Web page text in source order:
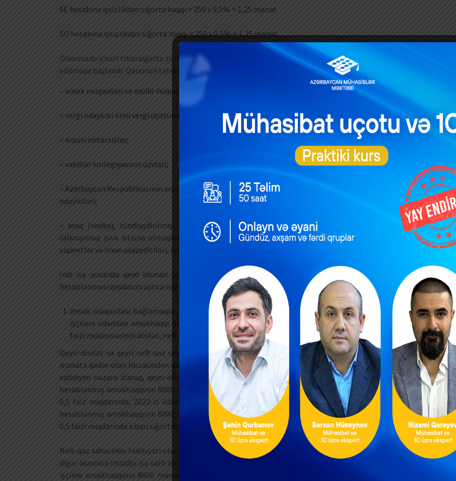
SE hesabına işsizlikdən sığorta haqqı = 250 x 0,5% = 1,25 manat
SO hesabına işsizlikdən sığorta haqqı = 250 x 0,5% = 1,25 manat.
Ölkəmizdə icbari tibbi sığorta sistemi isə 1 yanvar 2021-ci il tarixdən “Tibbi sığorta haqqında” Qanuna əsasən
edilməyə başlanıb. Qanunun tələbinə görə, icbari tibbi sığorta haqqının ödənilməsinə bu şəxslər cəlb edilir:
– əmək müqaviləsi və mülki-hüquqi xarakterli müqavilə bağlamaqla işçi işə cəlb edən fiziki və hüquqi şəxslər;
– vergi ödəyicisi kimi vergi uçotuna alınmış fiziki şəxslər, o cümlədən fərdi sahibkarlar (əgər fəaliyyəti varsa);
– xüsusi notariuslar;
– vəkillər kollegiyasının üzvləri;
– Azərbaycan Respublikasının ərazisində benzin, dizel yanacağı və maye qazın istehsalı və idxalı ilə məşğul olan
ödəyiciləri;
– araq (vodka), tündləşdirilmiş içkilər və tündləşdirilmiş içki materialları, likyor və likyor məmulatları,
(alkoqolsuz pivə istisna olmaqla) və pivə tərkibli digər içkilər, siqarilla (nazik siqarlar) və tütündən
siqaretlər və onun əvəzediciləri, energetik içkilər istehsalı və idxalı ilə məşğul olan vergi ödəyiciləri.
İndi isə yuxarıda qeyd olunan şəxslər üzrə icbari tibbi sığorta sisteminin tətbiqini və tibbi sığorta
hesablanması qaydasını ayrıca nəzərdən keçirək.
Əmək müqaviləsi bağlamaqla muzdlu işçilər cəlb edən şəxslər (fərdi sahibkarlar və hüquqi şəxslər)
işçilərə ödənilən əməkhaqqı məbləği icbari tibbi sığortaya cəlb edilməlidir. İcbari tibbi sığorta haqqının
faizi müəssisəsinin dövlət, neft-qaz və qeyri-dövlət, qeyri-neft qaz sektoruna aid olmasına görə fərqli hesablanır.
Qeyri-dövlət və qeyri neft-qaz sektorunda çalışan işəgötürən və işçilərdən aylıq hesablanmış əməkhaqqının
manata qədər olan hissəsindən ödənilən sığorta haqqının məbləğinə 2022-ci il yanvarın 1-dək 50 faiz güzəşt
edildiyini nəzərə alaraq, qeyri-dövlət və qeyri-neft sektorunda çalışan işəgötürən və işçilərdən hər birindən
hesablanmış əməkhaqqının 8000 manata qədər olan hissəsindən 1 faiz, 8000 manatdan yuxarı olan hissəsindən
0,5 faiz miqdarında, 2022-ci ildən etibarən isə sözügedən sektor üzrə işəgötürən və işçilərin hər birindən
hesablanmış əməkhaqqının 8000 manata qədər olan hissəsindən 2 faiz, 8000 manatdan yuxarı olan hissəsindən
0,5 faizi miqdarında icbari sığortaya cəlb etməlidir.
Neft-qaz sahəsində fəaliyyəti olan və dövlət sektoruna aid edilən vergi ödəyicilərində işləyən şəxslərə (o
digər əsaslara muzdlu işə cəlb olunan şəxslər) münasibətdə sığortalı qismində çıxış edən işə götürənlər
işçinin əməkhaqqının 8000 manatadək olan hissəsindən 2 faiz, 8000 manatdan yuxarı olan hissəsindən 0,5